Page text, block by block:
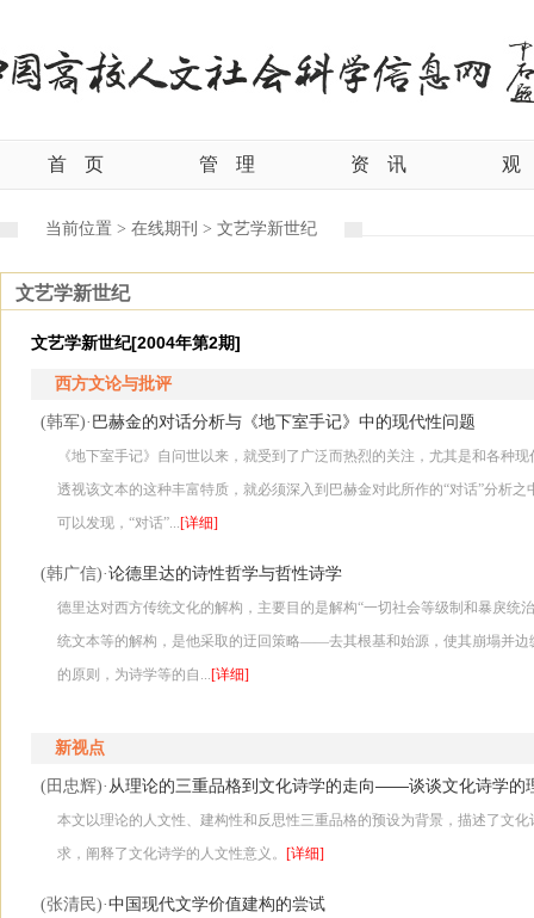
首 页 管 理 资 讯 观
当前位置 > 在线期刊 > 文艺学新世纪
文艺学新世纪
文艺学新世纪[2004年第2期]
西方文论与批评
(韩军)· 巴赫金的对话分析与《地下室手记》中的现代性问题
《地下室手记》自问世以来，就受到了广泛而热烈的关注，尤其是和各种
透视该文本的这种丰富特质，就必须深入到巴赫金对此所作的“对话”分析
可以发现，“对话”...[详细]
(韩广信)·论德里达的诗性哲学与哲性诗学
德里达对西方传统文化的解构，主要目的是解构“一切社会等级制和暴戾统
统文本等的解构，是他采取的迂回策略――去其根基和始源，使其崩塌并边
的原则，为诗学等的自...[详细]
新视点
(田忠辉)· 从理论的三重品格到文化诗学的走向――谈谈文化诗学的
本文以理论的人文性、建构性和反思性三重品格的预设为背景，描述了文
求，阐释了文化诗学的人文性意义。 [详细]
(张清民)·中国现代文学价值建构的尝试